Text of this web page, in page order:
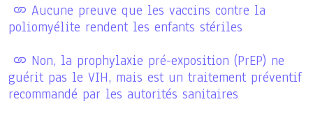
Aucune preuve que les vaccins contre la
poliomyélite rendent les enfants stériles
Non, la prophylaxie pré-exposition (PrEP) ne
guérit pas le VIH, mais est un traitement préventif
recommandé par les autorités sanitaires